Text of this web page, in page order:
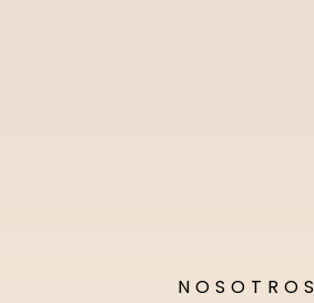
NOSOTROS